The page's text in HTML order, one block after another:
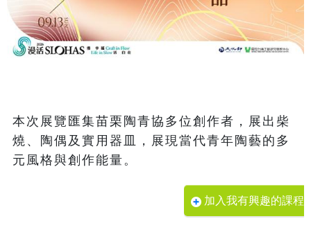
本次展覽匯集苗栗陶青協多位創作者，展出柴
燒、陶偶及實用器皿，展現當代青年陶藝的多
元風格與創作能量。
加入我有興趣的課程